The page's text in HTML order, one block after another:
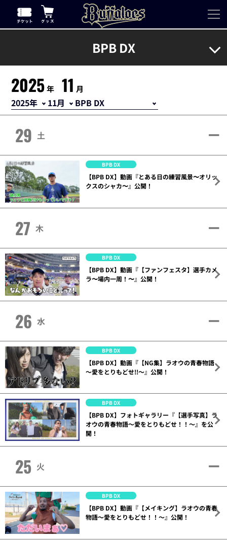
BPB DX
2025 年 11 月
29 土
BPB DX
【BPB DX】動画『とある日の練習風景〜オリッ
クスのシャカ〜』公開！
27 木
BPB DX
【BPB DX】動画『【ファンフェスタ】選手カメ
ラ〜場内一周！〜』公開！
26 水
BPB DX
【BPB DX】動画『【NG集】ラオウの青春物語
～愛をとりもどせ!!～』公開！
BPB DX
【BPB DX】フォトギャラリー『【選手写真】ラ
オウの青春物語～愛をとりもどせ！！～』を公
開！
25 火
BPB DX
【BPB DX】動画『【メイキング】ラオウの青春
物語～愛をとりもどせ！！～』公開！